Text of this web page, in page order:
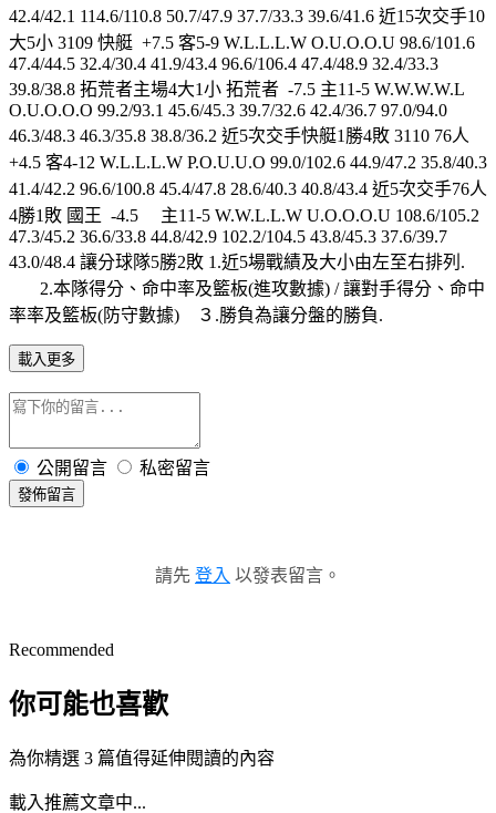
42.4/42.1 114.6/110.8 50.7/47.9 37.7/33.3 39.6/41.6 近15次交手10
大5小 3109 快艇 +7.5 客5-9 W.L.L.L.W O.U.O.O.U 98.6/101.6
47.4/44.5 32.4/30.4 41.9/43.4 96.6/106.4 47.4/48.9 32.4/33.3
39.8/38.8 拓荒者主場4大1小 拓荒者 -7.5 主11-5 W.W.W.W.L
O.U.O.O.O 99.2/93.1 45.6/45.3 39.7/32.6 42.4/36.7 97.0/94.0
46.3/48.3 46.3/35.8 38.8/36.2 近5次交手快艇1勝4敗 3110 76人
+4.5 客4-12 W.L.L.L.W P.O.U.U.O 99.0/102.6 44.9/47.2 35.8/40.3
41.4/42.2 96.6/100.8 45.4/47.8 28.6/40.3 40.8/43.4 近5次交手76人
4勝1敗 國王 -4.5 主11-5 W.W.L.L.W U.O.O.O.U 108.6/105.2
47.3/45.2 36.6/33.8 44.8/42.9 102.2/104.5 43.8/45.3 37.6/39.7
43.0/48.4 讓分球隊5勝2敗 1.近5場戰績及大小由左至右排列.
2.本隊得分、命中率及籃板(進攻數據) / 讓對手得分、命中
率率及籃板(防守數據) ３.勝負為讓分盤的勝負.
載入更多
公開留言 私密留言
發佈留言
請先 登入 以發表留言。
Recommended
你可能也喜歡
為你精選 3 篇值得延伸閱讀的內容
載入推薦文章中...